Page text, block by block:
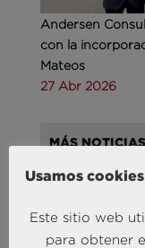
Andersen
con la
Mateos
27 Abr 2026
MÁS
Usamos
Este sitio web
para obtener